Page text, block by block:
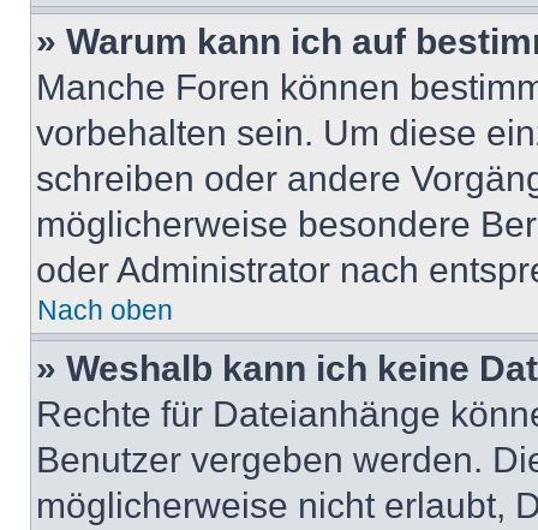
» Warum kann ich auf
Manche Foren können
vorbehalten sein. Um diese
schreiben oder andere
möglicherweise besondere
oder Administrator nach
Nach oben
» Weshalb kann ich keine
Rechte für Dateianhänge
Benutzer vergeben werden.
möglicherweise nicht erlaubt,